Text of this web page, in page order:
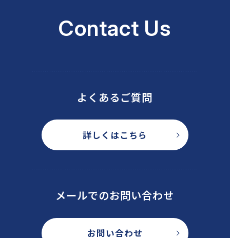
Contact Us
よくあるご質問
詳しくはこちら
メールでのお問い合わせ
お問い合わせ